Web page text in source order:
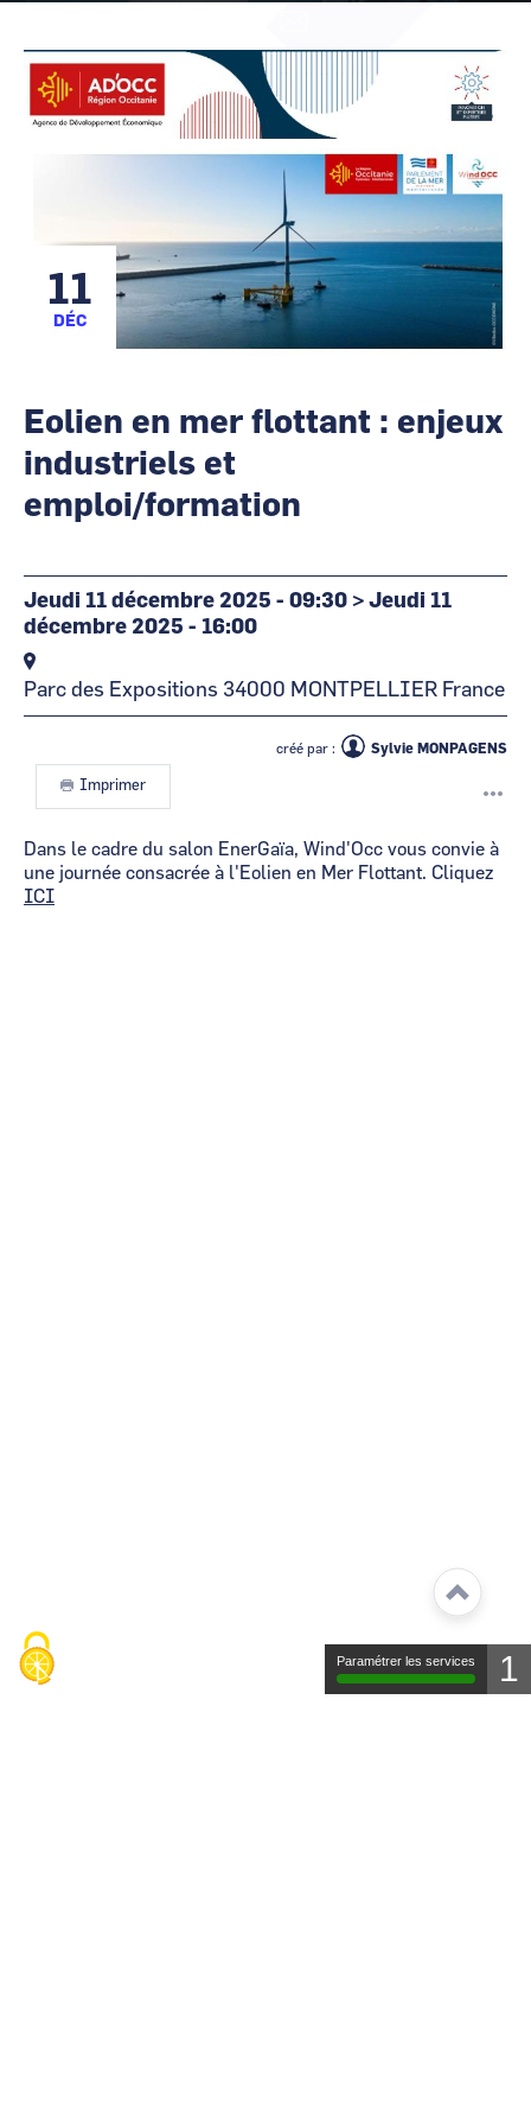
CCI Business
Pays de la Loire
CCI Business
Pays de la Loire
@cartography_link_title
Contacter
animateurs
11
DÉC
Eolien en mer flottant : enjeux
industriels et
emploi/formation
Jeudi 11 décembre 2025 - 09:30 > Jeudi 11
décembre 2025 - 16:00
Parc des Expositions 34000 MONTPELLIER France
créé par : Sylvie MONPAGENS
Imprimer
Dans le cadre du salon EnerGaïa, Wind'Occ vous convie à
une journée consacrée à l'Eolien en Mer Flottant. Cliquez
ICI
Paramétrer les services 1